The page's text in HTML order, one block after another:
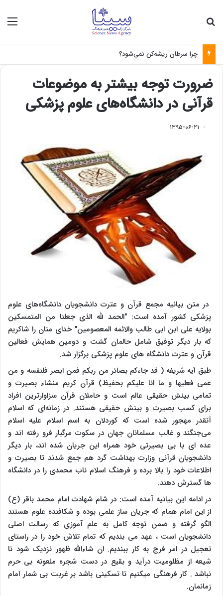
چرا سرطان ریشه‌کن نمی‌شود؟
ضرورت توجه بیشتر به موضوعات
قرآنی در دانشگاه‌های علوم پزشکی
۱۳۹۵-۰۶-۲۱
در متن بیانیه مجمع قرآن و عترت دانشجویان دانشگاه‌های علوم
پزشکی کشور آمده است: "الحمد لله الذی جعلنا من المتمسکین
بولایه علی ابن ابی طالب والائمه المعصومین" خدای منان را شاکریم
که بار دیگر توفیق شامل حالمان گشت و دومین همایش فعالین
قرآن و عترت دانشگاه های علوم پزشکی برگزار شد.
طبق آیه شریفه ( قد جاءکم بصائر من ربکم فمن ابصر فلنفسه و من
عمی فعلیها و ما انا علیکم بحفیظ) قرآن کریم منشاء بصیرت و
تمامی بینش حقیقی عالم است و حاملان قرآن سزاوارترین افراد
برای کسب بصیرت و بینش حقیقی هستند. در زمانه‌ای که اسلام
آنقدر مهجور شده است که کوردلان به اسم اسلام علیه اسلام
می‌جنگند و غالب مسلمانان جهان در سکوت مرگبار فرو رفته اند و
عده ای با بی بصیرتی خود همراه این جریان شده اند، بار دیگر
دانشجویان قرآنی وزارت بهداشت گرد هم جمع شدند تا بصیرت و
اطلاعات خود را بالا برده و فرهنگ اسلام ناب محمدی را در دانشگاه
ها گسترش دهند.
در ادامه این بیانیه آمده است: در شام شهادت امام محمد باقر (ع)
از این امام همام که جریان ساز علمی بوده و شکافنده علوم هستند
الگو گرفته و ضمن توجه کامل به علم آموزی که رسالت اصلی
دانشجویان است ، عهد می بندیم که تمام تلاش خود را در راستای
تعجیل در امر فرج به کار ببندیم.ان شاءالله ظهور نزدیک شود تا
شیعه از مظلومیت درآید و بقیع در دست شجره ملعونه بی حرم
نباشد . کار فرهنگی میکنیم تا تسکینی باشد بر غربت بی شمار امام
زمانمان.